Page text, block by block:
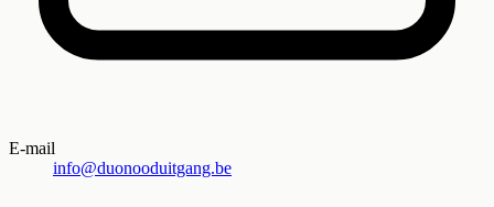
E-mail
info@duonooduitgang.be